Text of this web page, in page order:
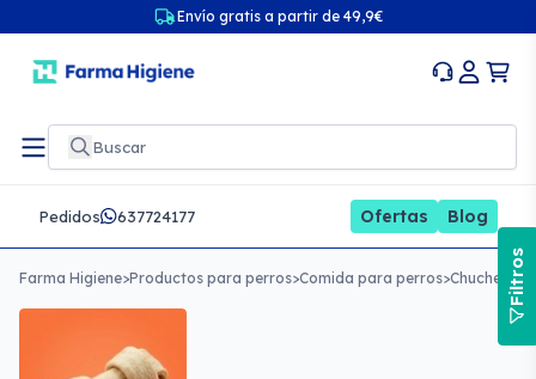
Envío gratis a partir de 49,9€
Pedidos 637724177 Ofertas Blog
Farma Higiene>Productos para perros>Comida para perros>ChuchesFiltros